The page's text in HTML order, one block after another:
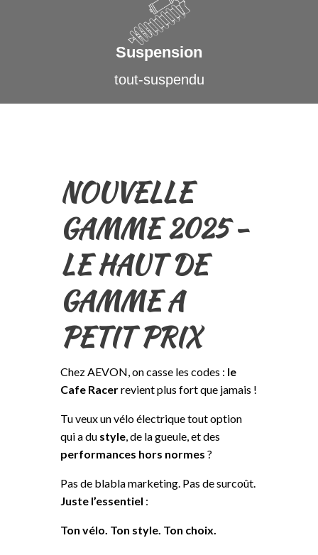
Suspension
tout-suspendu
NOUVELLE
GAMME 2025 -
LE HAUT DE
GAMME A
PETIT PRIX
Chez AEVON, on casse les codes : le
Cafe Racerrevient plus fort que jamais !
Tu veux un vélo électrique tout option
qui a du style, de la gueule, et des
performances hors normes ?
Pas de blabla marketing. Pas de surcoût.
Juste l’essentiel :
Ton vélo. Ton style. Ton choix.